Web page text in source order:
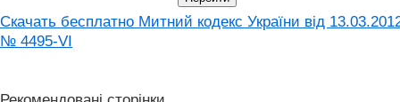
Скачать бесплатно Митний кодекс України від
№ 4495-VI